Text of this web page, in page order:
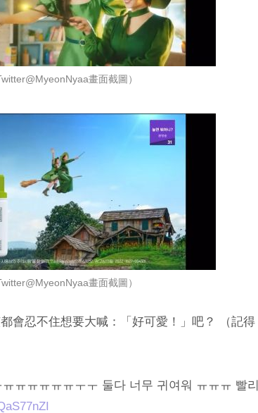
畫面截圖）
畫面截圖）
會忍不住想要大喊：「好可愛！」吧？ （記得
ㅠㅠㅠㅠㅠㅜㅜ 둘다 너무 귀여워 ㅠㅠㅠ 빨리